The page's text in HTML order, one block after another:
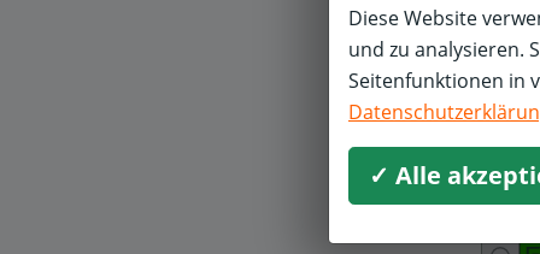
-
Diese Website
und zu analysieren.
Seitenfunktionen in
✓ Alle